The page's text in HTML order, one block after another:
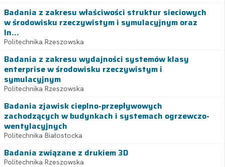
Badania z zakresu właściwości struktur sieciowych
w środowisku rzeczywistym i symulacyjnym oraz
In...
Politechnika Rzeszowska
Badania z zakresu wydajności systemów klasy
enterprise w środowisku rzeczywistym i
symulacyjnym
Politechnika Rzeszowska
Badania zjawisk cieplno-przepływowych
zachodzących w budynkach i systemach ogrzewczo-
wentylacyjnych
Politechnika Białostocka
Badania związane z drukiem 3D
Politechnika Rzeszowska